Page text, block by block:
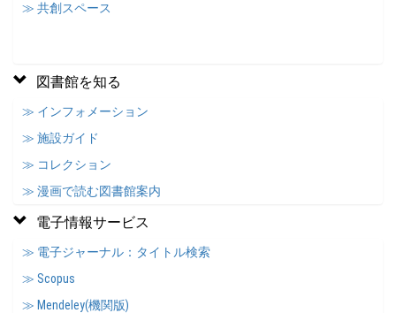
≫ 共創スペース
図書館を知る
≫ インフォメーション
≫ 施設ガイド
≫ コレクション
≫ 漫画で読む図書館案内
電子情報サービス
≫ 電子ジャーナル：タイトル検索
≫ Scopus
≫ Mendeley(機関版)